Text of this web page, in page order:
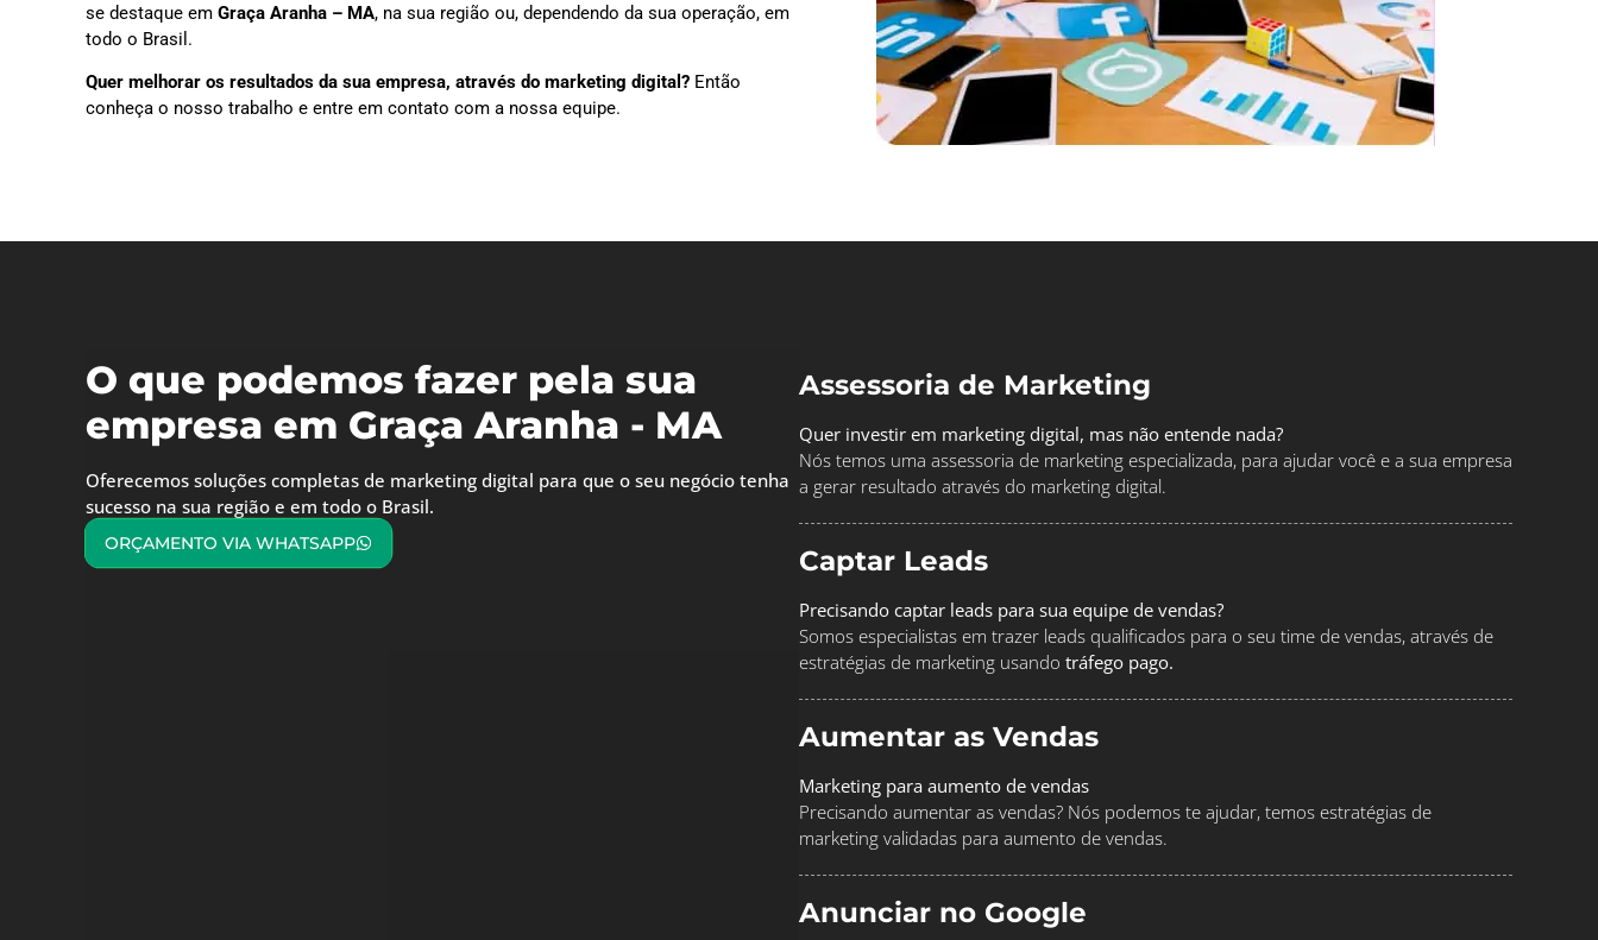
se destaque em Graça Aranha – MA, na sua região ou, dependendo da sua operação, em
todo o Brasil.
Quer melhorar os resultados da sua empresa, através do marketing digital? Então
conheça o nosso trabalho e entre em contato com a nossa equipe.
O que podemos fazer pela sua
empresa em Graça Aranha - MA
Oferecemos soluções completas de marketing digital para que o seu negócio tenha
sucesso na sua região e em todo o Brasil.
ORÇAMENTO VIA WHATSAPP
Assessoria de Marketing
Quer investir em marketing digital, mas não entende nada?
Nós temos uma assessoria de marketing especializada, para ajudar você e a sua empresa
a gerar resultado através do marketing digital.
Captar Leads
Precisando captar leads para sua equipe de vendas?
Somos especialistas em trazer leads qualificados para o seu time de vendas, através de
estratégias de marketing usando tráfego pago.
Aumentar as Vendas
Marketing para aumento de vendas
Precisando aumentar as vendas? Nós podemos te ajudar, temos estratégias de
marketing validadas para aumento de vendas.
Anunciar no Google